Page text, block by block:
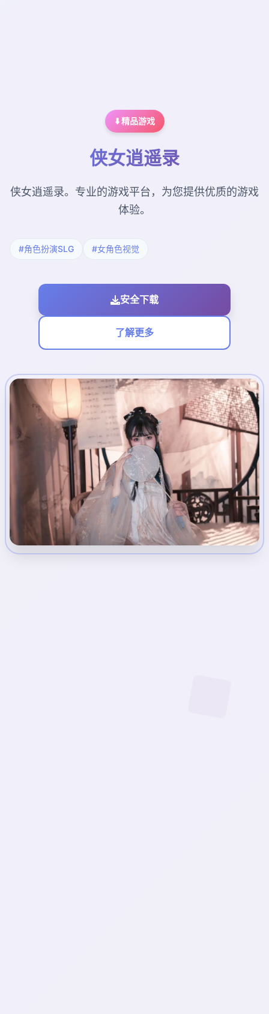
⬇️ 精品游戏
侠女逍遥录
侠女逍遥录。专业的游戏平台，为您提供优质的游戏
体验。
#角色扮演SLG #女角色视觉
安全下载
了解更多